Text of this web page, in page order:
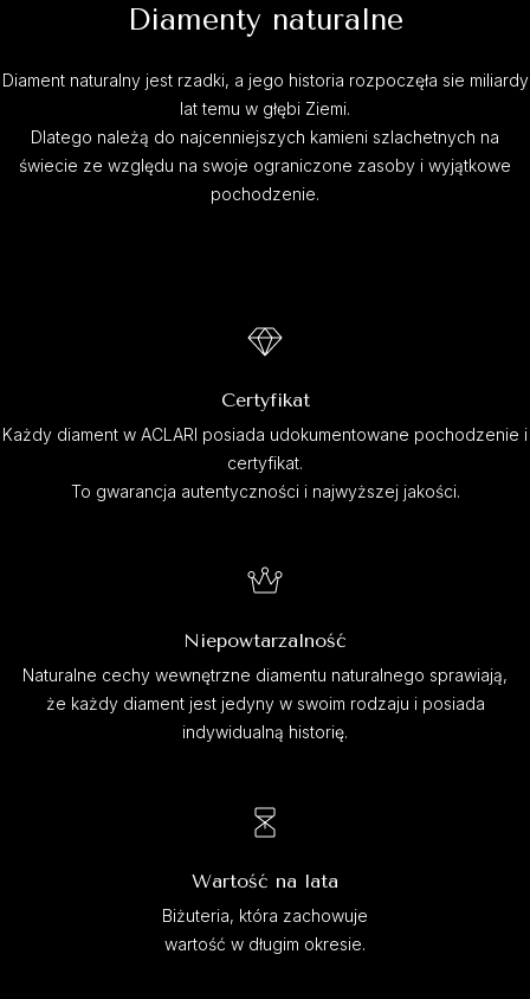
Diamenty naturalne
Diament naturalny jest rzadki, a jego historia rozpoczęła sie miliardy
lat temu w głębi Ziemi.
Dlatego należą do najcenniejszych kamieni szlachetnych na
świecie ze względu na swoje ograniczone zasoby i wyjątkowe
pochodzenie.
Certyfikat
Każdy diament w ACLARI posiada udokumentowane pochodzenie i
certyfikat.
To gwarancja autentyczności i najwyższej jakości.
Niepowtarzalność
Naturalne cechy wewnętrzne diamentu naturalnego sprawiają,
że każdy diament jest jedyny w swoim rodzaju i posiada
indywidualną historię.
Wartość na lata
Biżuteria, która zachowuje
wartość w długim okresie.